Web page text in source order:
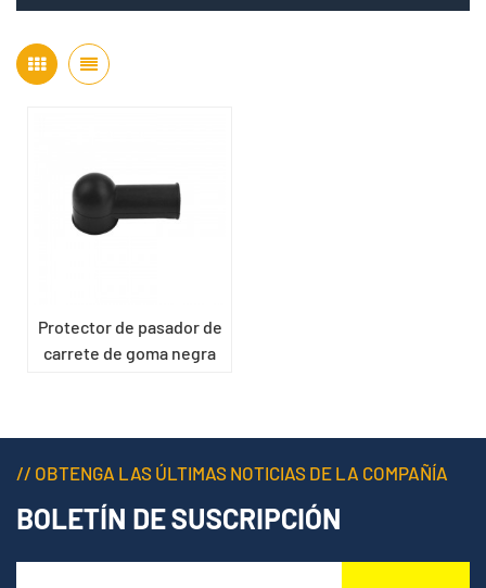
Protector de pasador de
carrete de goma negra
// OBTENGA LAS ÚLTIMAS NOTICIAS DE LA COMPAÑÍA
BOLETÍN DE SUSCRIPCIÓN